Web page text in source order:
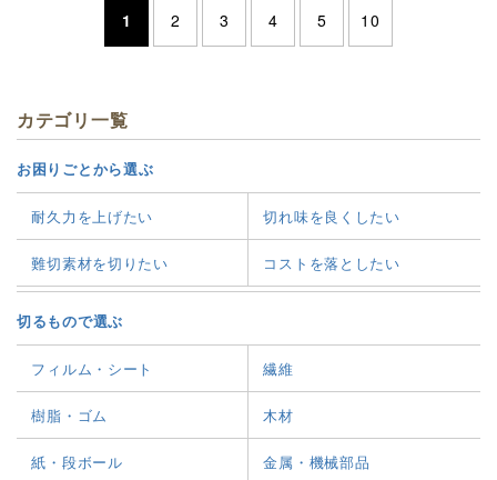
1 2 3 4 5 10
カテゴリ一覧
お困りごとから選ぶ
耐久力を上げたい 切れ味を良くしたい
難切素材を切りたい コストを落としたい
切るもので選ぶ
フィルム・シート 繊維
樹脂・ゴム 木材
紙・段ボール 金属・機械部品